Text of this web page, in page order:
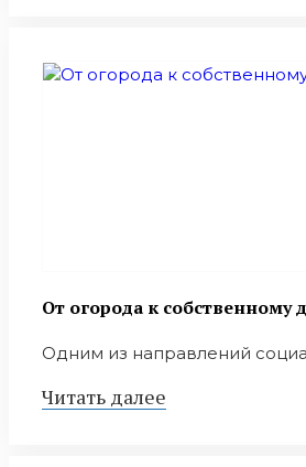
От огорода к
Одним из направлений
Читать далее